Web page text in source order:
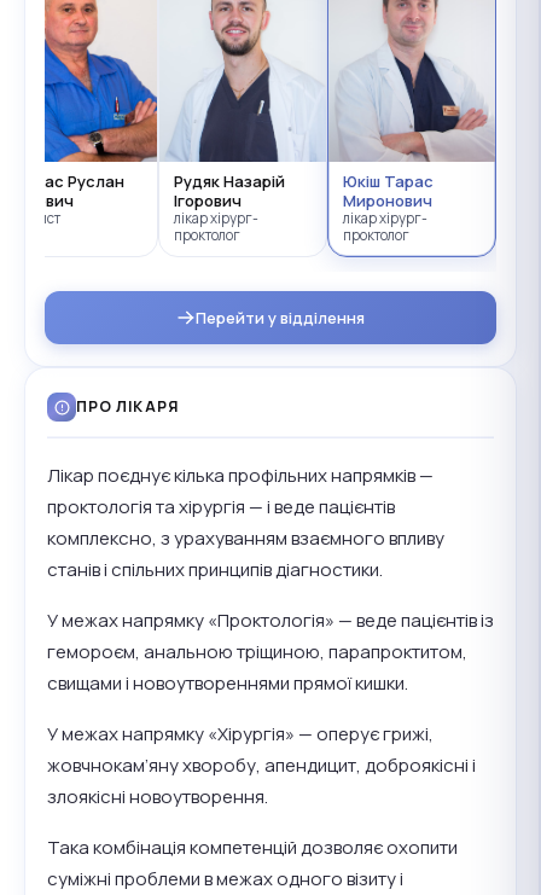
Протас Руслан
Іванович
Стажист
Рудяк Назарій
Ігорович
лікар хірург-
проктолог
Юкіш Тарас
Миронович
лікар хірург-
проктолог
Перейти у відділення
ПРО ЛІКАРЯ
Лікар поєднує кілька профільних напрямків —
проктологія та хірургія — і веде пацієнтів
комплексно, з урахуванням взаємного впливу
станів і спільних принципів діагностики.
У межах напрямку «Проктологія» — веде пацієнтів із
гемороєм, анальною тріщиною, парапроктитом,
свищами і новоутвореннями прямої кишки.
У межах напрямку «Хірургія» — оперує грижі,
жовчнокам’яну хворобу, апендицит, доброякісні і
злоякісні новоутворення.
Така комбінація компетенцій дозволяє охопити
суміжні проблеми в межах одного візиту і